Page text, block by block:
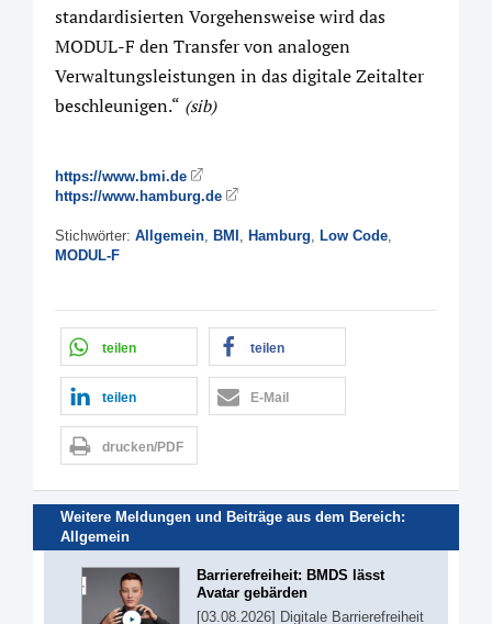
standardisierten Vorgehensweise wird das
MODUL-F den Transfer von analogen
Verwaltungsleistungen in das digitale Zeitalter
beschleunigen.“ (sib)
https://www.bmi.de
https://www.hamburg.de
Stichwörter: Allgemein BMI Hamburg Low Code
MODUL-F
teilen teilen
teilen E-Mail
drucken/PDF
Weitere Meldungen und Beiträge aus dem Bereich:
Allgemein
Barrierefreiheit: BMDS lässt
Avatar gebärden
[03.08.2026] Digitale Barrierefreiheit